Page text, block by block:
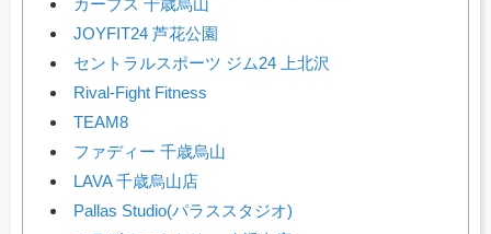
JOYFIT24 芦花公園
セントラルスポーツ ジム24 上北沢
Rival-Fight Fitness
TEAM8
ファディー 千歳烏山
LAVA 千歳烏山店
Pallas Studio(パラススタジオ)